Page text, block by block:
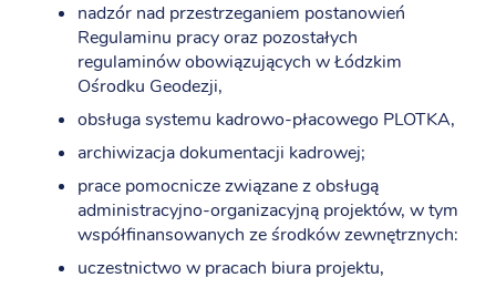
nadzór nad przestrzeganiem postanowień
Regulaminu pracy oraz pozostałych
regulaminów obowiązujących w Łódzkim
Ośrodku Geodezji,
obsługa systemu kadrowo-płacowego PLOTKA,
archiwizacja dokumentacji kadrowej;
prace pomocnicze związane z obsługą
administracyjno-organizacyjną projektów, w tym
współfinansowanych ze środków zewnętrznych:
uczestnictwo w pracach biura projektu,